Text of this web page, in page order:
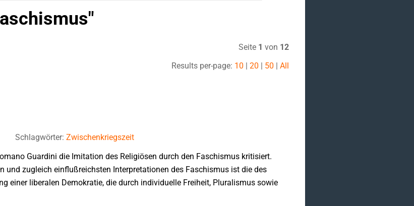
"
Seite 1 von 12
Results per-page: 10 | 20 | 50 | All
Schlagwörter: Zwischenkriegszeit
Guardini die Imitation des Religiösen durch den Faschismus kritisiert.
und zugleich einflußreichsten Interpretationen des Faschismus ist die des
einer liberalen Demokratie, die durch individuelle Freiheit, Pluralismus sowie